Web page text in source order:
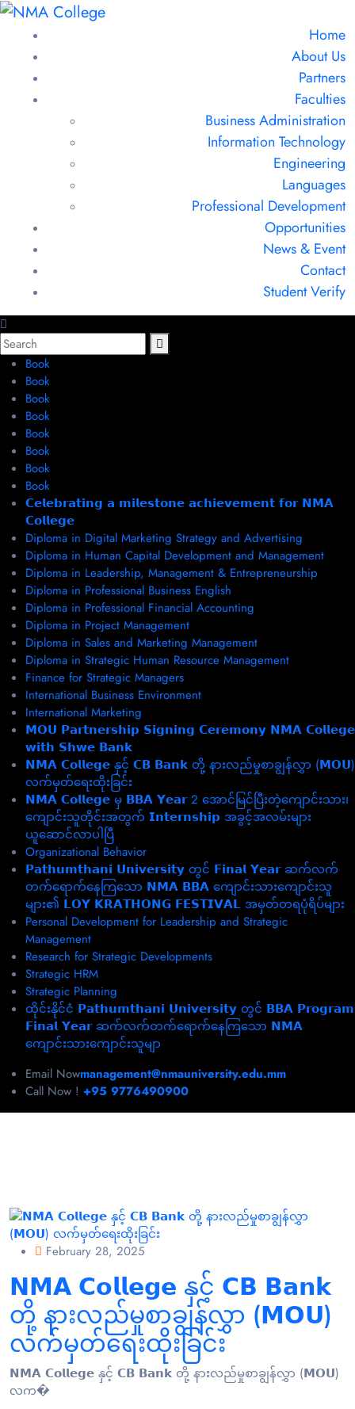
Home
About Us
Partners
Faculties
Business Administration
Information Technology
Engineering
Languages
Professional Development
Opportunities
News & Event
Contact
Student Verify
Book
Book
Book
Book
Book
Book
Book
Book
𝗖𝗲𝗹𝗲𝗯𝗿𝗮𝘁𝗶𝗻𝗴 𝗮 𝗺𝗶𝗹𝗲𝘀𝘁𝗼𝗻𝗲 𝗮𝗰𝗵𝗶𝗲𝘃𝗲𝗺𝗲𝗻𝘁 𝗳𝗼𝗿 𝗡𝗠𝗔
𝗖𝗼𝗹𝗹𝗲𝗴𝗲
Diploma in Digital Marketing Strategy and Advertising
Diploma in Human Capital Development and Management
Diploma in Leadership, Management & Entrepreneurship
Diploma in Professional Business English
Diploma in Professional Financial Accounting
Diploma in Project Management
Diploma in Sales and Marketing Management
Diploma in Strategic Human Resource Management
Finance for Strategic Managers
International Business Environment
International Marketing
𝗠𝗢𝗨 𝗣𝗮𝗿𝘁𝗻𝗲𝗿𝘀𝗵𝗶𝗽 𝗦𝗶𝗴𝗻𝗶𝗻𝗴 𝗖𝗲𝗿𝗲𝗺𝗼𝗻𝘆 𝗡𝗠𝗔 𝗖𝗼𝗹𝗹𝗲𝗴𝗲
𝘄𝗶𝘁𝗵 𝗦𝗵𝘄𝗲 𝗕𝗮𝗻𝗸
𝗡𝗠𝗔 𝗖𝗼𝗹𝗹𝗲𝗴𝗲 နှင့် 𝗖𝗕 𝗕𝗮𝗻𝗸 တို့ နားလည်မှုစာချွန်လွှာ (𝗠𝗢𝗨)
လက်မှတ်ရေးထိုးခြင်း
𝗡𝗠𝗔 𝗖𝗼𝗹𝗹𝗲𝗴𝗲 မှ 𝗕𝗕𝗔 𝗬𝗲𝗮𝗿 2 အောင်မြင်ပြီးတဲ့ကျောင်းသား၊‌
ကျောင်းသူတိုင်းအတွက် 𝗜𝗻𝘁𝗲𝗿𝗻𝘀𝗵𝗶𝗽 အခွင့်အလမ်းများ
ယူဆောင်လာပါပြီ
Organizational Behavior
𝗣𝗮𝘁𝗵𝘂𝗺𝘁𝗵𝗮𝗻𝗶 𝗨𝗻𝗶𝘃𝗲𝗿𝘀𝗶𝘁𝘆 တွင် 𝗙𝗶𝗻𝗮𝗹 𝗬𝗲𝗮𝗿 ဆက်လက်
တက်ရောက်နေကြသော 𝗡𝗠𝗔 𝗕𝗕𝗔 ကျောင်းသားကျောင်းသူ
များ၏ 𝗟𝗢𝗬 𝗞𝗥𝗔𝗧𝗛𝗢𝗡𝗚 𝗙𝗘𝗦𝗧𝗜𝗩𝗔𝗟 အမှတ်တရပုံရိပ်များ
Personal Development for Leadership and Strategic
Management
Research for Strategic Developments
Strategic HRM
Strategic Planning
ထိုင်းနိုင်ငံ 𝗣𝗮𝘁𝗵𝘂𝗺𝘁𝗵𝗮𝗻𝗶 𝗨𝗻𝗶𝘃𝗲𝗿𝘀𝗶𝘁𝘆 တွင် 𝗕𝗕𝗔 𝗣𝗿𝗼𝗴𝗿𝗮𝗺
𝗙𝗶𝗻𝗮𝗹 𝗬𝗲𝗮𝗿 ဆက်လက်တက်ရောက်နေကြသော 𝗡𝗠𝗔
ကျောင်းသားကျောင်းသူမျာ
Email Nowmanagement@nmauniversity.edu.mm
Call Now ! +95 9776490900
February 28, 2025
𝗡𝗠𝗔 𝗖𝗼𝗹𝗹𝗲𝗴𝗲 နှင့် 𝗖𝗕 𝗕𝗮𝗻𝗸
တို့ နားလည်မှုစာချွန်လွှာ (𝗠𝗢𝗨)
လက်မှတ်ရေးထိုးခြင်း
𝗡𝗠𝗔 𝗖𝗼𝗹𝗹𝗲𝗴𝗲 နှင့် 𝗖𝗕 𝗕𝗮𝗻𝗸 တို့ နားလည်မှုစာချွန်လွှာ (𝗠𝗢𝗨)
လက�